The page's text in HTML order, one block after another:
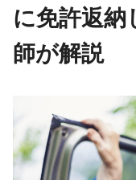
に免許返納
師が解説